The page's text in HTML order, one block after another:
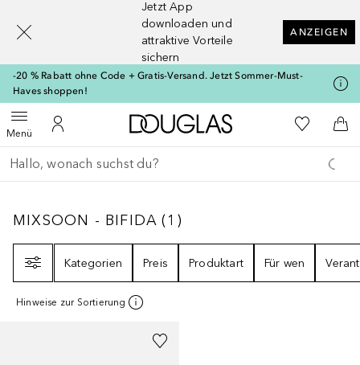
Jetzt App
downloaden und
attraktive Vorteile
sichern
ANZEIGEN
-20 % Rabatt ohne Code + Gratis-Versand. Jetzt Sommer-Must-
Haves shoppen!
MenüMenü öffnenZu Meinem Kundenkonto
Zur Douglas Startseite
Zu Meiner
Gehe zurück
Suche ausführen
MIXSOON - BIFIDA 1
MIXSOON - BIFIDA (1 )
Kategorien
Preis Produktart Für wen
Hinweise zur Sortierung
[navigation.slideout.screenreader]